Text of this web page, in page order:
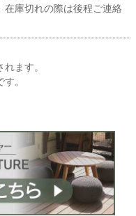
在庫切れの際は後程ご連絡
ます。
。